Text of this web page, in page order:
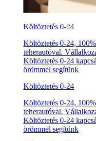
Költöztetés 0-24
Költöztetés 0-24,
teherautóval.
Költöztetés 0-24
örömmel segítünk
Költöztetés 0-24
Költöztetés 0-24,
teherautóval.
Költöztetés 0-24
örömmel segítünk